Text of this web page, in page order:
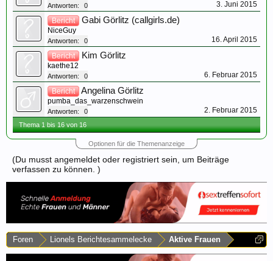
Antworten: 0 3. Juni 2015
Bericht Gabi Görlitz (callgirls.de)
NiceGuy
Antworten: 0 16. April 2015
Bericht Kim Görlitz
kaethe12
Antworten: 0 6. Februar 2015
Bericht Angelina Görlitz
pumba_das_warzenschwein
Antworten: 0 2. Februar 2015
Thema 1 bis 16 von 16
Optionen für die Themenanzeige
(Du musst angemeldet oder registriert sein, um Beiträge
verfassen zu können. )
Foren Lionels Berichtesammelecke Aktive Frauen